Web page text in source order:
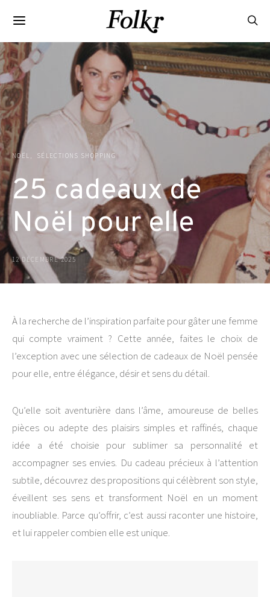
NOËL SÉLECTIONS SHOPPING
25 cadeaux de
Noël pour elle
12 DÉCEMBRE 2025
À la recherche de l’inspiration parfaite pour gâter une femme
qui compte vraiment ? Cette année, faites le choix de
l’exception avec une sélection de cadeaux de Noël pensée
pour elle, entre élégance, désir et sens du détail.
Qu’elle soit aventurière dans l’âme, amoureuse de belles
pièces ou adepte des plaisirs simples et raffinés, chaque
idée a été choisie pour sublimer sa personnalité et
accompagner ses envies. Du cadeau précieux à l’attention
subtile, découvrez des propositions qui célèbrent son style,
éveillent ses sens et transforment Noël en un moment
inoubliable. Parce qu’offrir, c’est aussi raconter une histoire,
et lui rappeler combien elle est unique.